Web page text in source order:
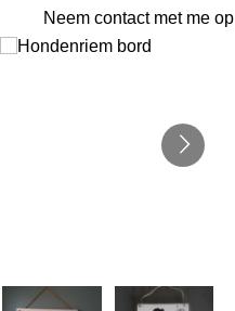
Neem contact met me op